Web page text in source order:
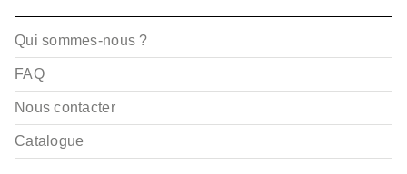
Qui sommes-nous ?
FAQ
Nous contacter
Catalogue